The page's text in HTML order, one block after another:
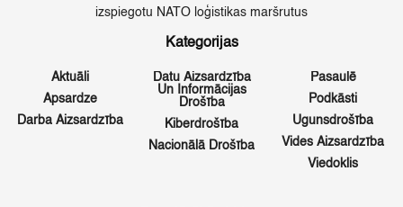
izspiegotu NATO loģistikas maršrutus
Kategorijas
Aktuāli
Apsardze
Darba Aizsardzība
Datu Aizsardzība
Un Informācijas
Drošība
Kiberdrošība
Nacionālā Drošība
Pasaulē
Podkāsti
Ugunsdrošība
Vides Aizsardzība
Viedoklis